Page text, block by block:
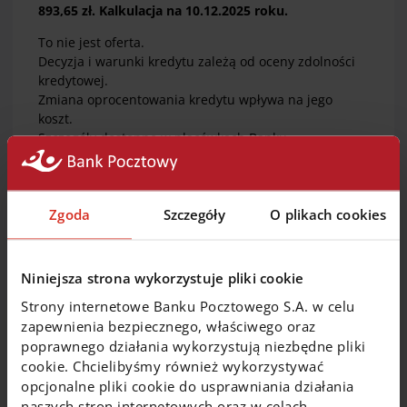
Zgoda Szczegóły O plikach cookies
Niniejsza strona wykorzystuje pliki cookie
Strony internetowe Banku Pocztowego S.A. w celu
zapewnienia bezpiecznego, właściwego oraz
poprawnego działania wykorzystują niezbędne pliki
cookie. Chcielibyśmy również wykorzystywać
opcjonalne pliki cookie do usprawniania działania
893,65 zł. Kalkulacja na 10.12.2025 roku.
To nie jest oferta.
Decyzja i warunki kredytu zależą od oceny zdolności
kredytowej.
Zmiana oprocentowania kredytu wpływa na jego
koszt.
Szczegóły dostępne w placówkach Banku,
pośredników kredytowych oraz na stronie
www.pocztowy.pl.
Jak wnioskować o kredyt
Wolisz spotkanie twarzą w twarz? Jesteśmy blisko
Ciebie.